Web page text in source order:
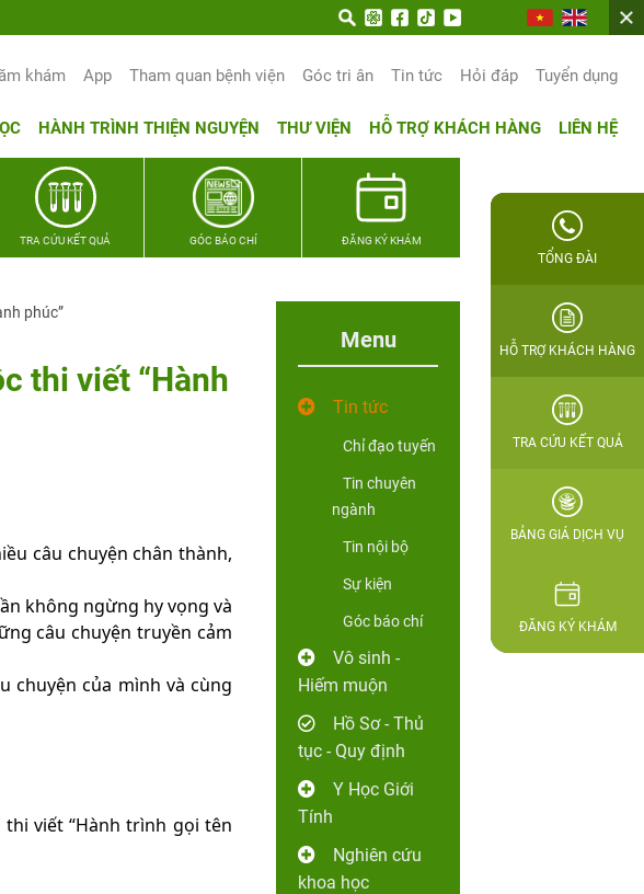
khám App Tham quan bệnh viện Góc tri ân Tin tức Hỏi đáp Tuyển dụng
HÀNH TRÌNH THIỆN NGUYỆN THƯ VIỆN HỖ TRỢ KHÁCH HÀNG LIÊN HỆ
TRA CỨU KẾT QUẢ GÓC BÁO CHÍ ĐĂNG KÝ KHÁM
phúc”
thi viết “Hành
câu chuyện chân thành,
không ngừng hy vọng và
câu chuyện truyền cảm
chuyện của mình và cùng
viết “Hành trình gọi tên
Menu
Tin tức
Chỉ đạo tuyến
Tin chuyên
ngành
Tin nội bộ
Sự kiện
Góc báo chí
Vô sinh -
Hiếm muộn
Hồ Sơ - Thủ
tục - Quy định
Y Học Giới
Tính
Nghiên cứu
khoa học
TỔNG ĐÀI
HỖ TRỢ KHÁCH HÀNG
TRA CỨU KẾT QUẢ
BẢNG GIÁ DỊCH VỤ
ĐĂNG KÝ KHÁM